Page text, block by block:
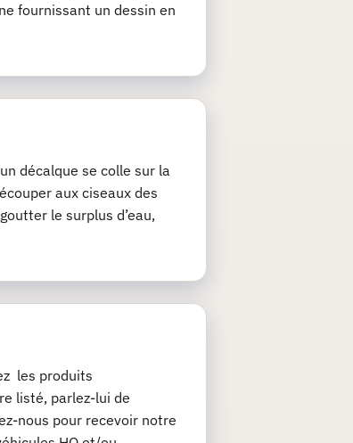
fournissant un dessin en
décalque se colle sur la
aux ciseaux des
le surplus d’eau,
les produits
listé, parlez-lui de
nous pour recevoir notre